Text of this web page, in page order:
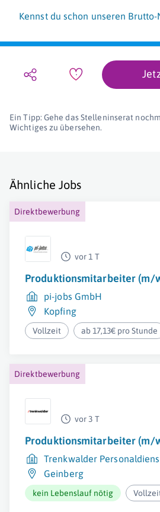
Kennst du schon unseren
Ein Tipp: Gehe das Stelleninserat
Wichtiges zu übersehen.
Ähnliche Jobs
Direktbewerbung
vor 1 T
Produktionsmitarbeiter (m/
pi-jobs GmbH
Kopfing
Vollzeit ab 17,13€ pro Stunde
Direktbewerbung
vor 3 T
Produktionsmitarbeiter (m/
Trenkwalder
Geinberg
kein Lebenslauf nötig